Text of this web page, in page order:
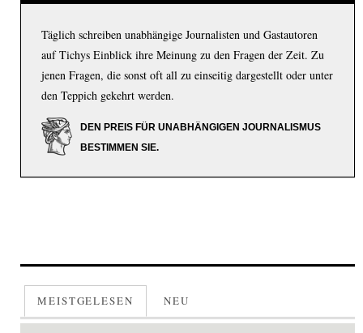
Täglich schreiben unabhängige Journalisten und Gastautoren
auf Tichys Einblick ihre Meinung zu den Fragen der Zeit. Zu
jenen Fragen, die sonst oft all zu einseitig dargestellt oder unter
den Teppich gekehrt werden.
DEN PREIS FÜR UNABHÄNGIGEN JOURNALISMUS
BESTIMMEN SIE.
MEISTGELESEN NEU